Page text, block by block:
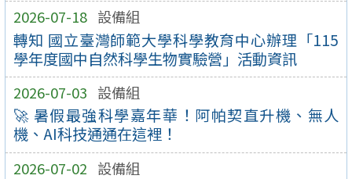
2026-07-18 設備組
轉知 國立臺灣師範大學科學教育中心辦理「115
學年度國中自然科學生物實驗營」活動資訊
2026-07-03 設備組
🚀 暑假最強科學嘉年華！阿帕契直升機、無人
機、AI科技通通在這裡！
2026-07-02 設備組